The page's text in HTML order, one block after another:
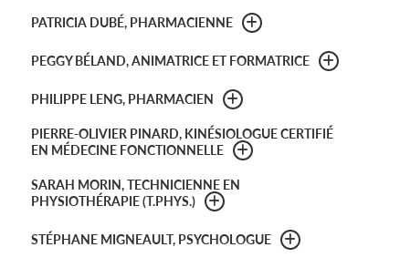
PATRICIA DUBÉ, PHARMACIENNE
PEGGY BÉLAND, ANIMATRICE ET FORMATRICE
PHILIPPE LENG, PHARMACIEN
PIERRE-OLIVIER PINARD, KINÉSIOLOGUE CERTIFIÉ
EN MÉDECINE FONCTIONNELLE
SARAH MORIN, TECHNICIENNE EN
PHYSIOTHÉRAPIE (T.PHYS.)
STÉPHANE MIGNEAULT, PSYCHOLOGUE